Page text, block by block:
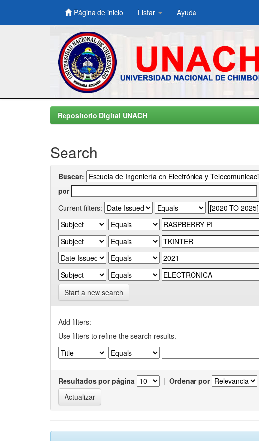
Skip
Página de inicio Listar Ayuda
Repositorio Digital UNACH
Search
Buscar:
por
Current filters:
Start a new search
Add filters:
Use filters to refine the search results.
Resultados por página | Ordenar por